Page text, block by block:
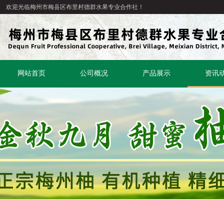
欢迎光临梅州市梅县区布里村德群水果专业合作社！
网站首页 公司概况 产品展示 资讯